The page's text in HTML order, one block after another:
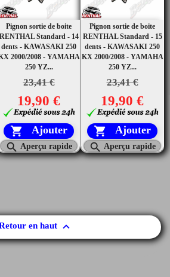
Pignon sortie de boite
RENTHAL Standard - 14
dents - KAWASAKI 250
2000/2008 - YAMAHA
250 YZ...
23,41 €
19,90 €
 Ajouter
 Aperçu rapide
Pignon sortie de boite
RENTHAL Standard - 15
dents - KAWASAKI 250
KX 2000/2008 - YAMAHA
250 YZ...
23,41 €
19,90 €
 Ajouter
 Aperçu rapide
en haut 